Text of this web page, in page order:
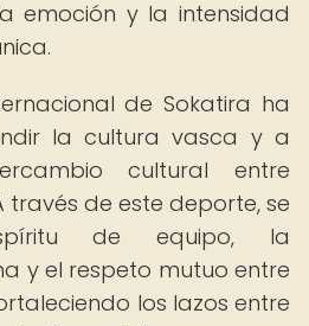
emoción y la intensidad
de Sokatira ha
la cultura vasca y a
cultural entre
través de este deporte, se
de equipo, la
y el respeto mutuo entre
los lazos entre